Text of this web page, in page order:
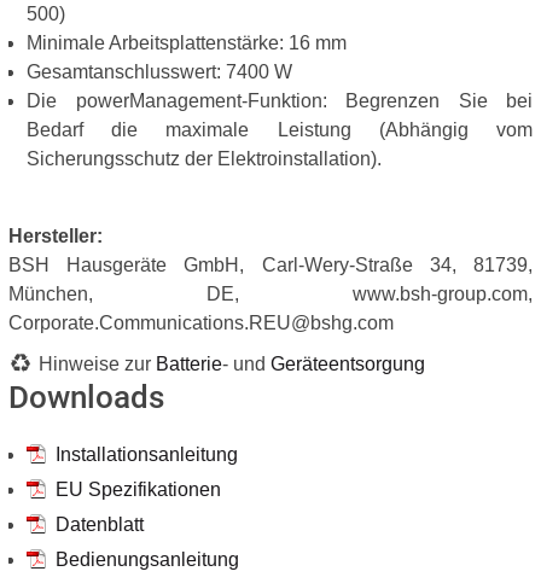
500)
Minimale Arbeitsplattenstärke: 16 mm
Gesamtanschlusswert: 7400 W
Die powerManagement-Funktion: Begrenzen Sie bei
Bedarf die maximale Leistung (Abhängig vom
Sicherungsschutz der Elektroinstallation).
Hersteller:
BSH Hausgeräte GmbH, Carl-Wery-Straße 34, 81739,
München, DE, www.bsh-group.com,
Corporate.Communications.REU@bshg.com
Hinweise zur Batterie- und Geräteentsorgung
Downloads
Installationsanleitung
EU Spezifikationen
Datenblatt
Bedienungsanleitung